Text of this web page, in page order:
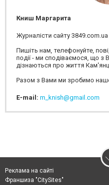
Книш Маргарита
Журналісти сайту
Пишіть нам, телефонуйте,
події - ми сподіваємося, що
дізнаються про життя
Разом з Вами ми зробимо
E-mail: m_knish@gmail.com
Реклама на сайті
Франшиза "CitySites"